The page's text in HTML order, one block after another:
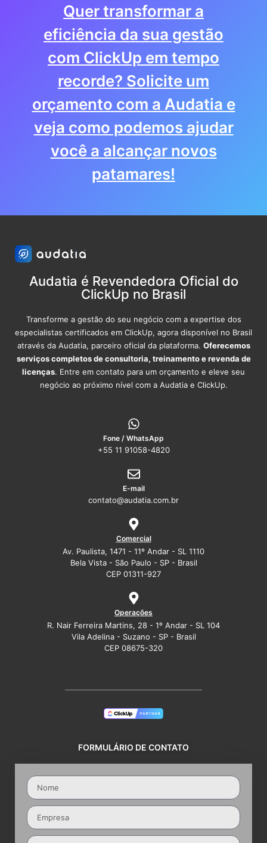
Quer transformar a
eficiência da sua gestão
com ClickUp em tempo
recorde? Solicite um
orçamento com a Audatia e
veja como podemos ajudar
você a alcançar novos
patamares!
Audatia é Revendedora Oficial do
ClickUp no Brasil
Transforme a gestão do seu negócio com a expertise dos
especialistas certificados em ClickUp, agora disponível no Brasil
através da Audatia, parceiro oficial da plataforma. Oferecemos
serviços completos de consultoria, treinamento e revenda de
licenças. Entre em contato para um orçamento e eleve seu
negócio ao próximo nível com a Audatia e ClickUp.
Fone / WhatsApp
+55 11 91058-4820
E-mail
contato@audatia.com.br
Comercial
Av. Paulista, 1471 - 11º Andar - SL 1110
Bela Vista - São Paulo - SP - Brasil
CEP 01311-927
Operações
R. Nair Ferreira Martins, 28 - 1º Andar - SL 104
Vila Adelina - Suzano - SP - Brasil
CEP 08675-320
FORMULÁRIO DE CONTATO